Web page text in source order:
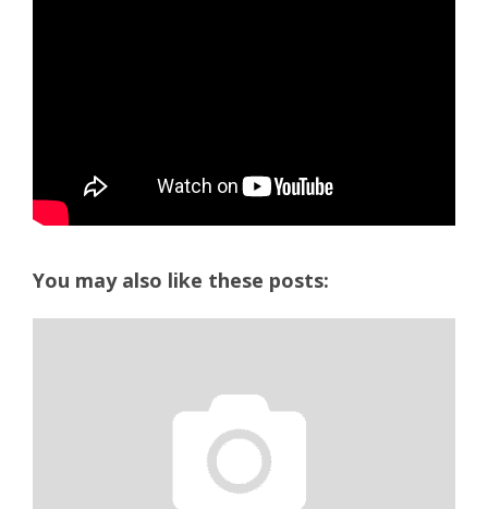
You may also like these posts: